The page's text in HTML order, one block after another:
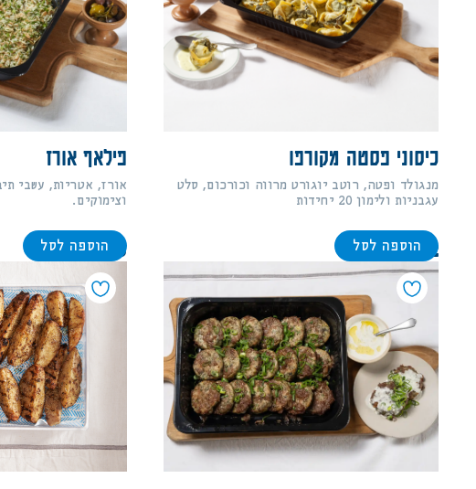
כיסוני פסטה מקורפו
מנגולד ופטה, רוטב יוגורט מרווה וכורכום, סלט
עגבניות ולימון 20 יחידות
212הוספה לסל
פילאף אורז
אורז, אטריות, עשבי
וצימוקים.
178הוספה לסל